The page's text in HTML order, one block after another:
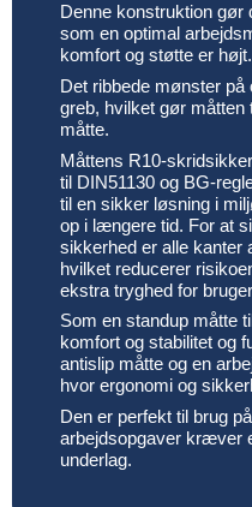
Denne konstruktion gør
som en optimal
komfort og støtte er højt.
Det ribbede mønster på
greb, hvilket gør
måtte.
Måttens R10-
til DIN51130 og BG-
til en sikker løsning i
op i længere tid. For at
sikkerhed er alle kanter
hvilket reducerer
ekstra tryghed for
Som en standup måtte
komfort og stabilitet og
antislip måtte og en
hvor ergonomi og
Den er perfekt til brug
arbejdsopgaver kræver
underlag.